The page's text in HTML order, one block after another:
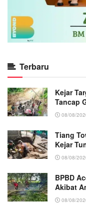
Terbaru
Kejar
Tancap
08/08/
Tiang
Kejar
08/08/
BPBD
Akibat
08/08/